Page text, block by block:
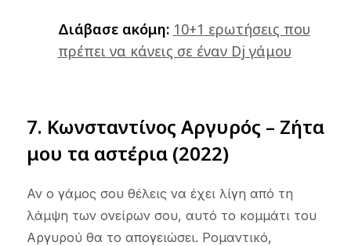
Διάβασε ακόμη: 10+1 ερωτήσεις που
πρέπει να κάνεις σε έναν Dj γάμου
7. Κωνσταντίνος Αργυρός – Ζήτα
μου τα αστέρια (2022)
Αν ο γάμος σου θέλεις να έχει λίγη από τη
λάμψη των ονείρων σου, αυτό το κομμάτι του
Αργυρού θα το απογειώσει. Ρομαντικό,